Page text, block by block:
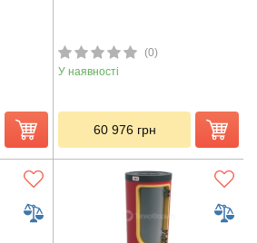
(0)
У наявності
60 976 грн